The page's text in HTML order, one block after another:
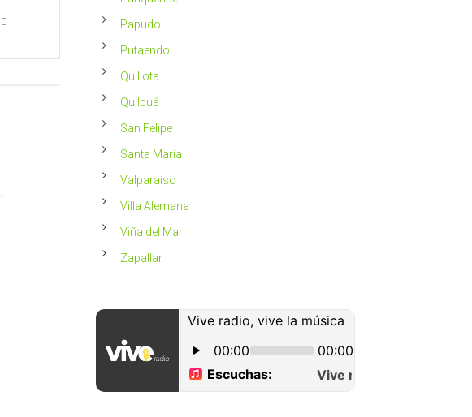
0
Papudo
Putaendo
Quillota
Quilpué
San Felipe
Santa María
Valparaíso
Villa Alemana
Viña del Mar
Zapallar